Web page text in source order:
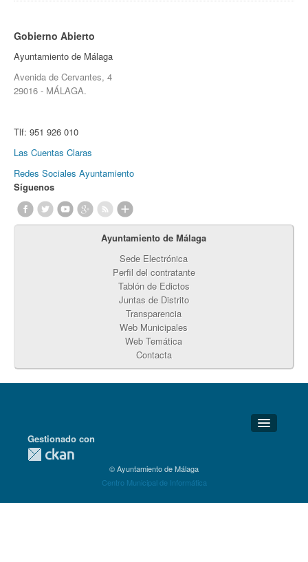
Gobierno Abierto
Ayuntamiento de Málaga
Avenida de Cervantes, 4
29016 - MÁLAGA.
Tlf: 951 926 010
Las Cuentas Claras
Redes Sociales Ayuntamiento
Síguenos
Ayuntamiento de Málaga
Sede Electrónica
Perfil del contratante
Tablón de Edictos
Juntas de Distrito
Transparencia
Web Municipales
Web Temática
Contacta
Detalles Técnicos
Gestionado con
© Ayuntamiento de Málaga
Centro Municipal de Informática